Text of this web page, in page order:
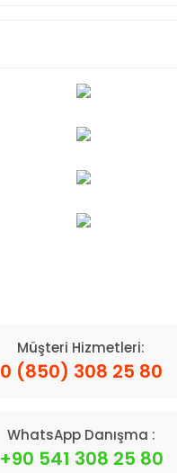
Müşteri Hizmetleri:
0 (850) 308 25 80
WhatsApp Danışma :
+90 541 308 25 80